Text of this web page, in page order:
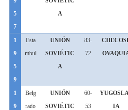
5
7
A
1
9
5
9
Esta
mbul
UNIÓN
SOVIÉTIC
A
83-
72
1
9
Belg
rado
UNIÓN
SOVIÉTIC
60-
53
IA